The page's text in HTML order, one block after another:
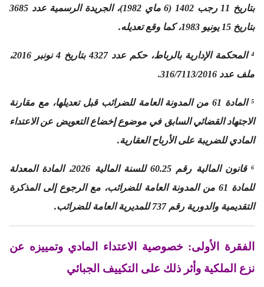
بتاريخ 11 رجب 1402 (6 ماي 1982)، الجريدة الرسمية عدد 3685
بتاريخ 15 يونيو 1983، كما وقع تعديله.
⁴ المحكمة الإدارية بالرباط، حكم عدد 4327 بتاريخ 4 نونبر 2016،
ملف عدد 316/7113/2016.
⁵ المادة 61 من المدونة العامة للضرائب قبل تعديلها، مع مقارنة
الاجتهاد القضائي السابق في موضوع إخضاع التعويض عن الاعتداء
المادي للضريبة على الأرباح العقارية.
⁶ قانون المالية رقم 60.25 للسنة المالية 2026، المادة المعدلة
للمادة 61 من المدونة العامة للضرائب، مع الرجوع إلى المذكرة
التقديمية والدورية رقم 737 للمديرية العامة للضرائب.
الفقرة الأولى:خصوصية الاعتداء المادي وتمييزه عن
نزع الملكية وأثر ذلك على التكييف الجبائي